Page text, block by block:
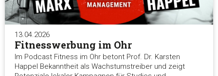
13.04.2026
Fitnesswerbung im Ohr
Im Podcast Fitness im Ohr betont Prof. Dr. Karsten
Happel Bekanntheit als Wachstumstreiber und zeigt